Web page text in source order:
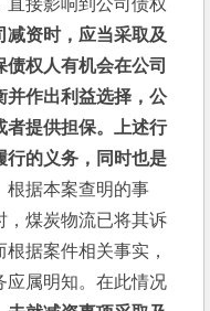
直接影响到公司债权
减资时，应当采取及
权人有机会在公司
并作出利益选择，公
者提供担保。上述行
行的义务，同时也是
根据本案查明的事
，煤炭物流已将其诉
据案件相关事实，
应属明知。在此情况